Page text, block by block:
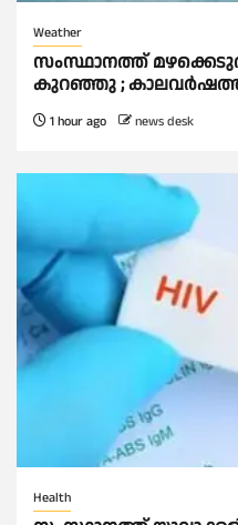
Weather
സംസ്ഥാനത്ത്
കുറഞ്ഞു ;
1 hour ago news desk
Health